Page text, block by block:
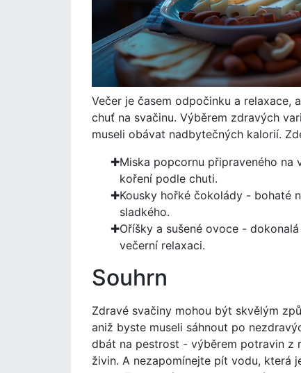
Večer je časem odpočinku a relaxace,
chuť na svačinu. Výběrem zdravých
museli obávat nadbytečných kalorií.
Miska popcornu připraveného na
koření podle chuti.
Kousky hořké čokolády - bohaté
sladkého.
Oříšky a sušené ovoce -
večerní relaxaci.
Souhrn
Zdravé svačiny mohou být skvělým
aniž byste museli sáhnout po
dbát na pestrost - výběrem potravin z
živin. A nezapomínejte pít vodu, která